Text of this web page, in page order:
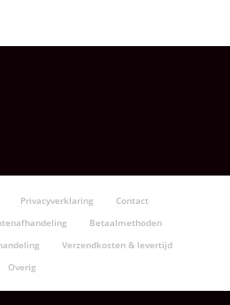
Privacyverklaring
Contact
Betaalmethoden
Verzendkosten & levertijd
Overig